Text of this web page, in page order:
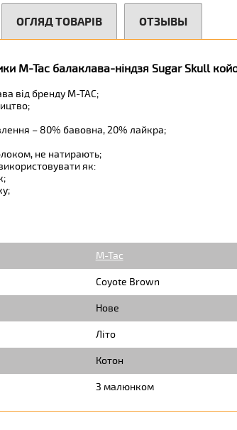
M-Tac балаклава-ніндзя Sugar Skull
від бренду М-ТАС;
– 80% бавовна, 20% лайкра;
не натирають;
як:
M-Tac
Coyote Brown
Нове
Літо
Котон
З малюнком
ОГЛЯД ТОВАРІВ ОТЗЫВЫ